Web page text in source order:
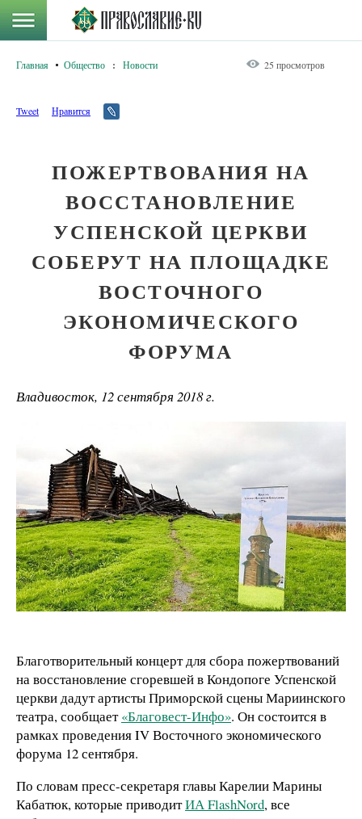
Главная Общество : Новости 25 просмотров
Tweet Нравится
ПОЖЕРТВОВАНИЯ НА
ВОССТАНОВЛЕНИЕ
УСПЕНСКОЙ ЦЕРКВИ
СОБЕРУТ НА ПЛОЩАДКЕ
ВОСТОЧНОГО
ЭКОНОМИЧЕСКОГО
ФОРУМА
Владивосток, 12 сентября 2018 г.
Благотворительный концерт для сбора пожертвований
на восстановление сгоревшей в Кондопоге Успенской
церкви дадут артисты Приморской сцены Мариинского
театра, сообщает«Благовест-Инфо». Он состоится в
рамках проведения IV Восточного экономического
форума 12 сентября.
По словам пресс-секретаря главы Карелии Марины
Кабатюк, которые приводитИА FlashNord, все